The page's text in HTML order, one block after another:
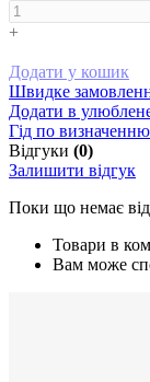
+
Додати у кошик
Швидке
Додати в
Гід по
Відгуки (0)
Залишити відгук
Поки що немає
Товари в
Вам може